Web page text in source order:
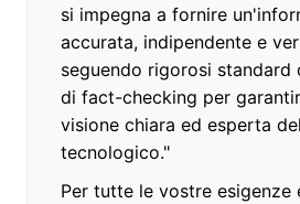
si impegna a fornire
accurata, indipendente e
seguendo rigorosi standard
di fact-checking per
visione chiara ed esperta
tecnologico."
Per tutte le vostre esigenze